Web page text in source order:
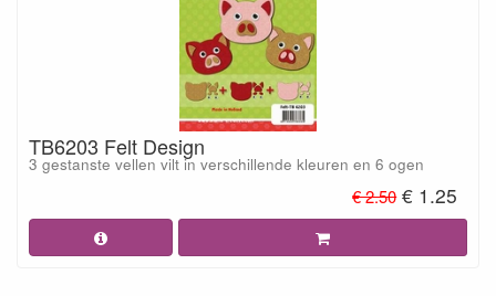
TB6203 Felt Design
3 gestanste vellen vilt in verschillende kleuren en 6 ogen
€ 2.50 € 1.25